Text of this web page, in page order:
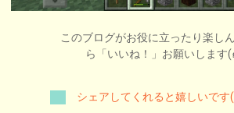
このブログがお役に立ったり楽し
ら「いいね！」お願いします(
シェアしてくれると嬉しいです